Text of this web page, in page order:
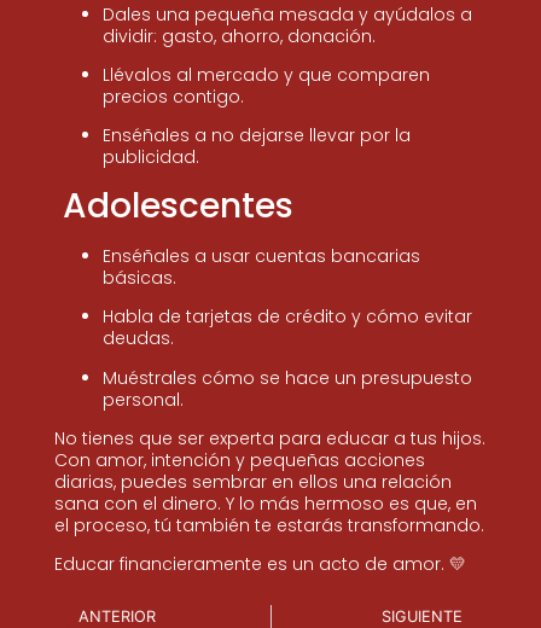
Dales una pequeña mesada y ayúdalos a
dividir: gasto, ahorro, donación.
Llévalos al mercado y que comparen
precios contigo.
Enséñales a no dejarse llevar por la
publicidad.
Adolescentes
Enséñales a usar cuentas bancarias
básicas.
Habla de tarjetas de crédito y cómo evitar
deudas.
Muéstrales cómo se hace un presupuesto
personal.
No tienes que ser experta para educar a tus hijos.
Con amor, intención y pequeñas acciones
diarias, puedes sembrar en ellos una relación
sana con el dinero. Y lo más hermoso es que, en
el proceso, tú también te estarás transformando.
Educar financieramente es un acto de amor. 💛
ANTERIOR SIGUIENTE